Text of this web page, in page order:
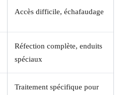
Accès difficile, échafaudage
Réfection complète, enduits
spéciaux
Traitement spécifique pour